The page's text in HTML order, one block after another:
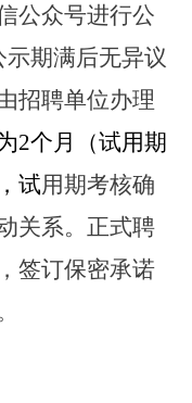
公众号进行公
期满后无异议
招聘单位办理
2个月（试用期
试用期考核确
关系。正式聘
签订保密承诺